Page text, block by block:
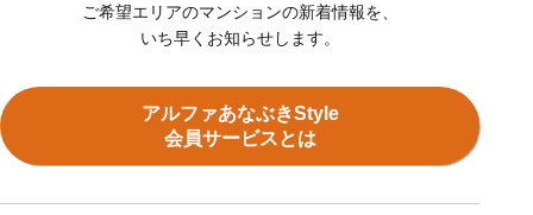
ご希望エリアのマンションの新着情報を、
いち早くお知らせします。
アルファあなぶきStyle
会員サービスとは